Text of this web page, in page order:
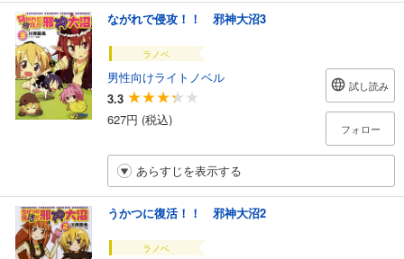
ながれで侵攻！！ 邪神大沼3
ラノベ
男性向けライトノベル
3.3
627円 (税込)
試し読み
フォロー
あらすじを表示する
うかつに復活！！ 邪神大沼2
ラノベ